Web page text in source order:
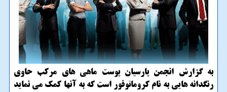
به گزارش انجمن پارسیان پوست ماهی های مركب حاوی
رنگدانه هایی به نام كروماتوفور است كه به آنها كمك می نماید